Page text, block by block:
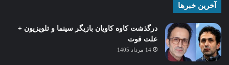
آخرین خبرها
درگذشت کاوه کاویان بازیگر سینما و تلویزیون +
علت فوت
14 مرداد 1405